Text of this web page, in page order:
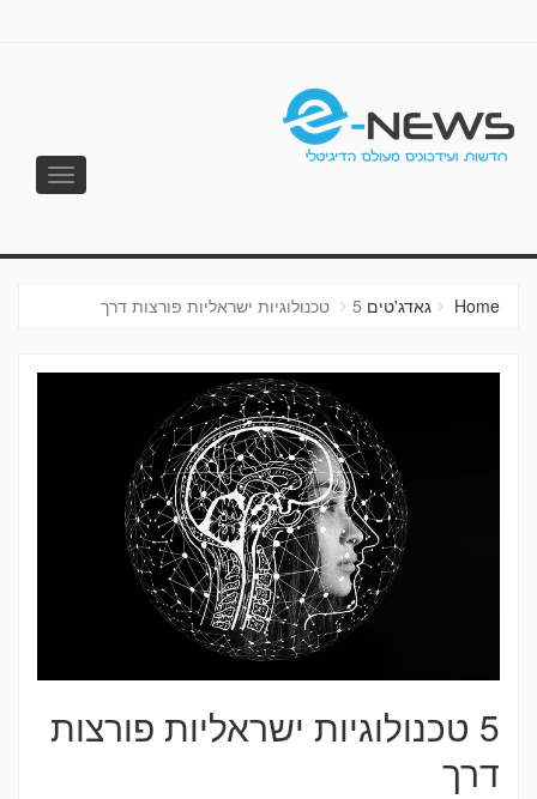
Toggle
Home גאדג'טים 5 טכנולוגיות ישראליות פורצות דרך
5 טכנולוגיות ישראליות פורצות
דרך